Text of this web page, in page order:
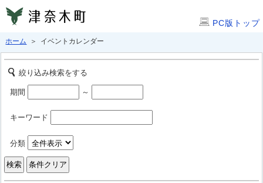
PC版トップ
ホーム ＞ イベントカレンダー
絞り込み検索をする
期間 ～
キーワード
分類